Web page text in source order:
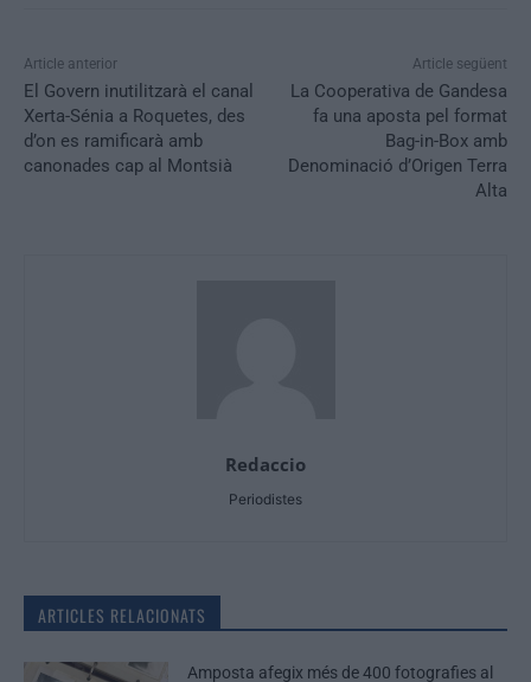
Article anterior
El Govern inutilitzarà el canal
Xerta-Sénia a Roquetes, des
d’on es ramificarà amb
canonades cap al Montsià
Article següent
La Cooperativa de Gandesa
fa una aposta pel format
Bag-in-Box amb
Denominació d’Origen Terra
Alta
Redaccio
Periodistes
ARTICLES RELACIONATS
Amposta afegix més de 400 fotografies al